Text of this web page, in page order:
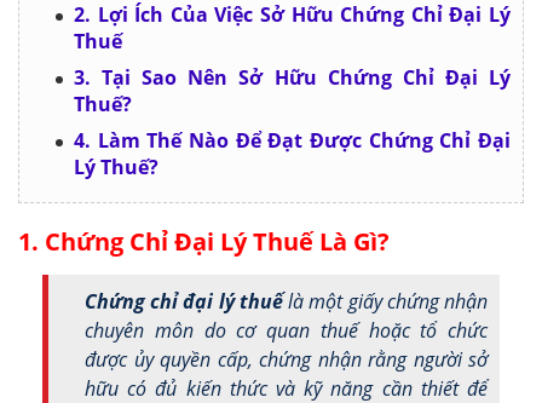
2. Lợi Ích Của Việc Sở Hữu Chứng Chỉ Đại Lý
Thuế
3. Tại Sao Nên Sở Hữu Chứng Chỉ Đại Lý
Thuế?
4. Làm Thế Nào Để Đạt Được Chứng Chỉ Đại
Lý Thuế?
1. Chứng Chỉ Đại Lý Thuế Là Gì?
Chứng chỉ đại lý thuếlà một giấy chứng nhận
chuyên môn do cơ quan thuế hoặc tổ chức
được ủy quyền cấp, chứng nhận rằng người sở
hữu có đủ kiến thức và kỹ năng cần thiết để